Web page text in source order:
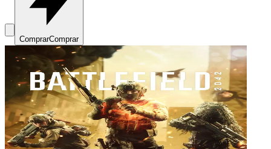
ComprarComprar